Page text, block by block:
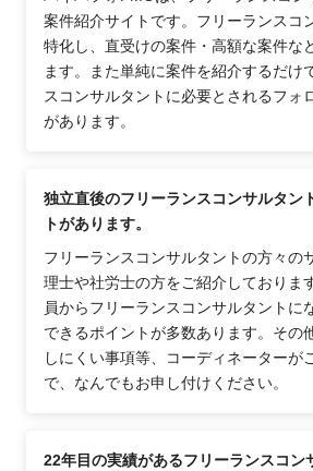
案件紹介サイトです。フリーランスコ
特化し、直受けの案件・高額な案件な
ます。また単純に案件を紹介するだけ
スコンサルタントに必要とされるフォ
があります。
独立直後のフリーランスコンサルタン
トがあります。
フリーランスコンサルタントの方々の
理士や社労士の方をご紹介しておりま
員からフリーランスコンサルタントに
できるポイントが多数あります。その
しにくい事項等、コーディネーターが
で、なんでもお申し付けください。
22年目の実績があるフリーランスコン